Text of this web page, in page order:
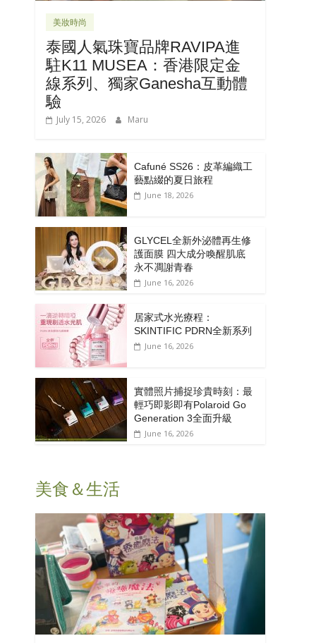
美妝時尚
泰國人氣珠寶品牌RAVIPA進
駐K11 MUSEA：香港限定金
線系列、獨家Ganesha互動體
驗
July 15, 2026 Maru
Cafuné SS26：皮革編織工
藝點綴的夏日旅程
June 18, 2026
GLYCEL全新外泌體再生修
護面膜 四大成分喚醒肌底
永不凋謝青春
June 16, 2026
居家式水光療程：
SKINTIFIC PDRN全新系列
June 16, 2026
實體照片捕捉珍貴時刻：最
輕巧即影即有Polaroid Go
Generation 3全面升級
June 16, 2026
美食＆生活